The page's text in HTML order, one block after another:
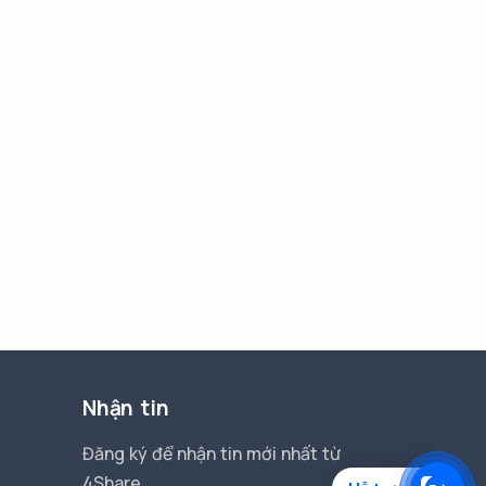
Nhận tin
Đăng ký để nhận tin mới nhất từ